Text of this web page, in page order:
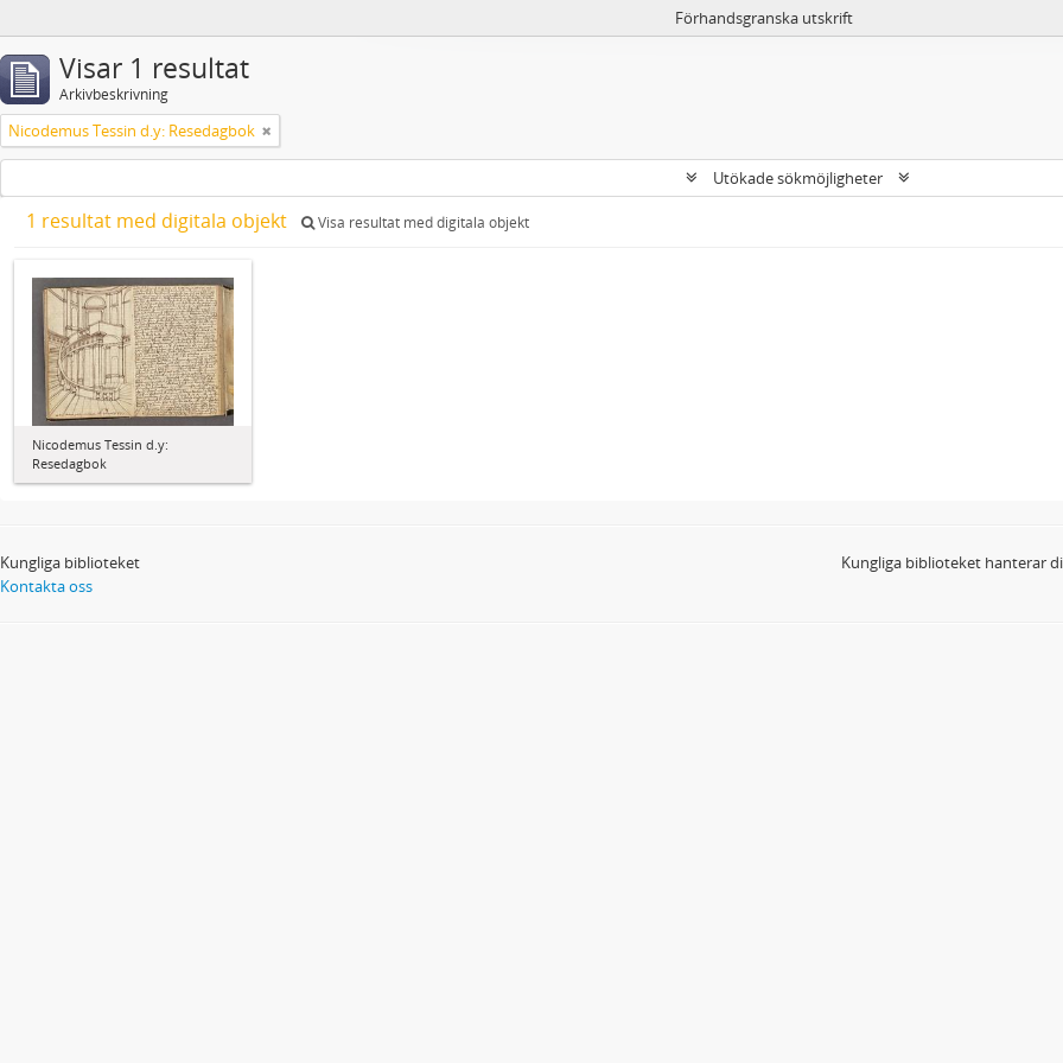
Förhandsgranska utskrift
Visar 1 resultat
Arkivbeskrivning
Nicodemus Tessin d.y: Resedagbok
Utökade sökmöjligheter
1 resultat med digitala objekt Visa resultat med digitala objekt
Nicodemus Tessin d.y:
Resedagbok
Kungliga biblioteket
Kontakta oss
Kungliga biblioteket hanterar